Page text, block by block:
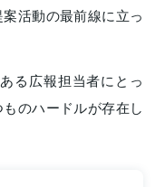
活動の最前線に立っ
る広報担当者にとっ
のハードルが存在し